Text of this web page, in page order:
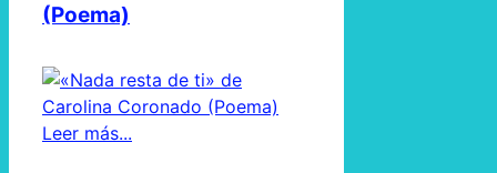
(Poema)
Leer más...